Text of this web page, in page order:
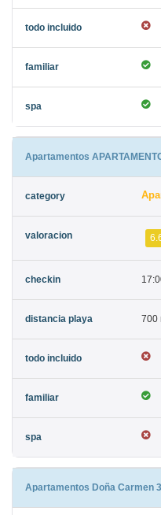
Apartamentos
700
Apartamentos Doña Carmen